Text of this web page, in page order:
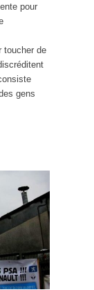
pour
toucher de
gens